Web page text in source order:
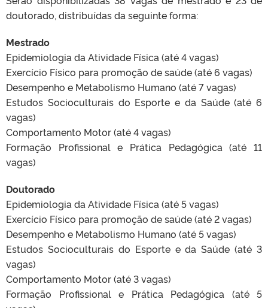
doutorado, distribuídas da seguinte forma:
Mestrado
Epidemiologia da Atividade Física (até 4 vagas)
Exercício Físico para promoção de saúde (até 6 vagas)
Desempenho e Metabolismo Humano (até 7 vagas)
Estudos Socioculturais do Esporte e da Saúde (até 6
vagas)
Comportamento Motor (até 4 vagas)
Formação Profissional e Prática Pedagógica (até 11
vagas)
Doutorado
Epidemiologia da Atividade Física (até 5 vagas)
Exercício Físico para promoção de saúde (até 2 vagas)
Desempenho e Metabolismo Humano (até 5 vagas)
Estudos Socioculturais do Esporte e da Saúde (até 3
vagas)
Comportamento Motor (até 3 vagas)
Formação Profissional e Prática Pedagógica (até 5